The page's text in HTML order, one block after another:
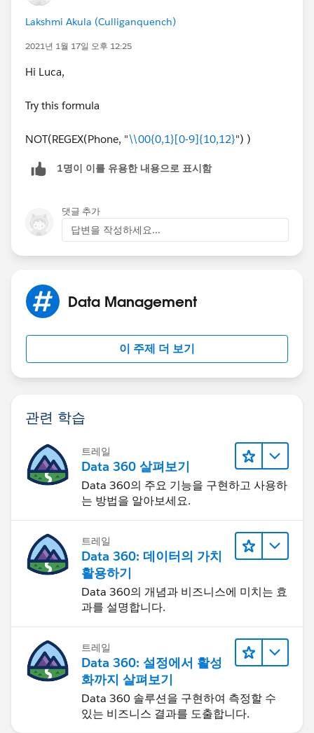
Lakshmi Akula (Culliganquench)
2021년 1월 17일 오후 12:25
Hi Luca,
Try this formula
NOT(REGEX(Phone, "\\00{0,1}[0-9]{10,12}") )
1명이 이를 유용한 내용으로 표시함
댓글 추가
답변을 작성하세요...
Data Management
이 주제 더 보기
관련 학습
트레일
Data 360 살펴보기
Data 360의 주요 기능을 구현하고 사용하
는 방법을 알아보세요.
트레일
Data 360: 데이터의 가치
활용하기
Data 360의 개념과 비즈니스에 미치는 효
과를 설명합니다.
트레일
Data 360: 설정에서 활성
화까지 살펴보기
Data 360 솔루션을 구현하여 측정할 수
있는 비즈니스 결과를 도출합니다.